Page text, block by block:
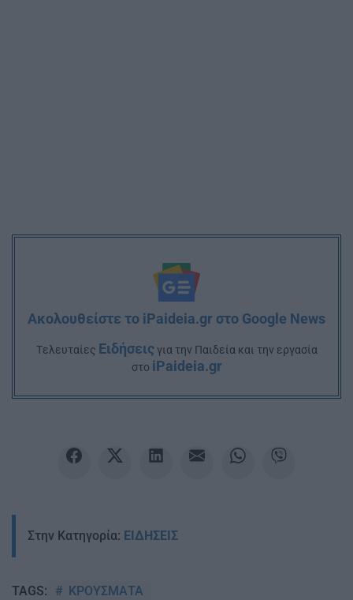
Ακολουθείστε το iPaideia.gr στο Google News
Tελευταίες Ειδήσειςγια την Παιδεία και την εργασία
στο iPaideia.gr
Στην Κατηγορία: ΕΙΔΗΣΕΙΣ
TAGS: ΚΡΟΥΣΜΑΤΑ